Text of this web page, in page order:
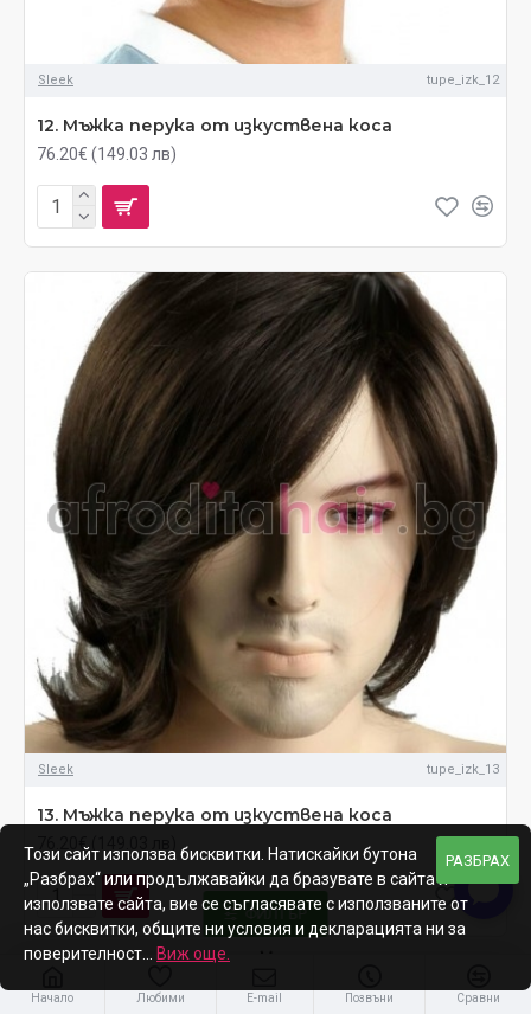
Sleek tupe_izk_12
12. Мъжка перука от изкуствена коса
76.20€ (149.03 лв)
Sleek tupe_izk_13
13. Мъжка перука от изкуствена коса
76.20€ (149.03 лв)
Начало Любими E-mail Позвъни Сравни
РАЗБРАХ
Този сайт използва бисквитки. Натискайки бутона
„Разбрах“ или продължавайки да бразувате в сайта и
използвате сайта, вие се съгласявате с използваните от
нас бисквитки, общите ни условия и декларацията ни за
поверителност...
Виж още.
ФИЛТЪР